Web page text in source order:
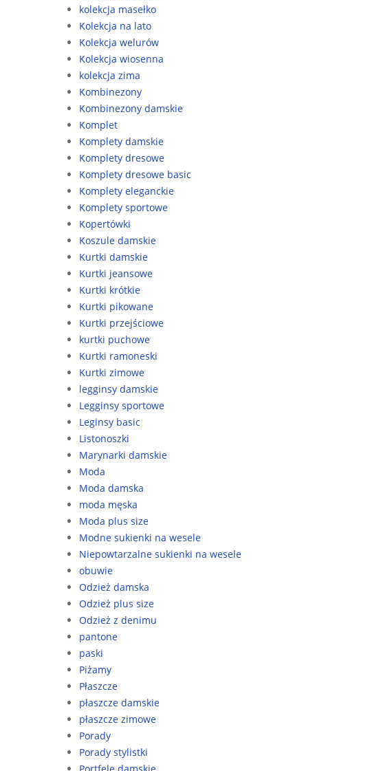
kolekcja masełko
Kolekcja na lato
Kolekcja welurów
Kolekcja wiosenna
kolekcja zima
Kombinezony
Kombinezony damskie
Komplet
Komplety damskie
Komplety dresowe
Komplety dresowe basic
Komplety eleganckie
Komplety sportowe
Kopertówki
Koszule damskie
Kurtki damskie
Kurtki jeansowe
Kurtki krótkie
Kurtki pikowane
Kurtki przejściowe
kurtki puchowe
Kurtki ramoneski
Kurtki zimowe
legginsy damskie
Legginsy sportowe
Leginsy basic
Listonoszki
Marynarki damskie
Moda
Moda damska
moda męska
Moda plus size
Modne sukienki na wesele
Niepowtarzalne sukienki na wesele
obuwie
Odzież damska
Odzież plus size
Odzież z denimu
pantone
paski
Piżamy
Płaszcze
płaszcze damskie
płaszcze zimowe
Porady
Porady stylistki